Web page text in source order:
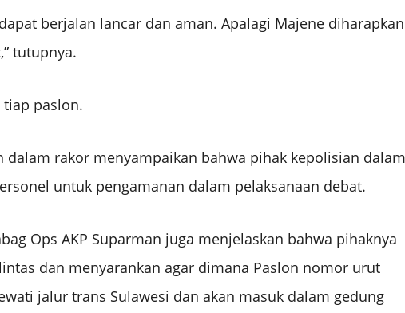
berjalan lancar dan aman. Apalagi Majene diharapkan
tutupnya.
paslon.
dalam rakor menyampaikan bahwa pihak kepolisian dalam
untuk pengamanan dalam pelaksanaan debat.
Ops AKP Suparman juga menjelaskan bahwa pihaknya
dan menyarankan agar dimana Paslon nomor urut
jalur trans Sulawesi dan akan masuk dalam gedung